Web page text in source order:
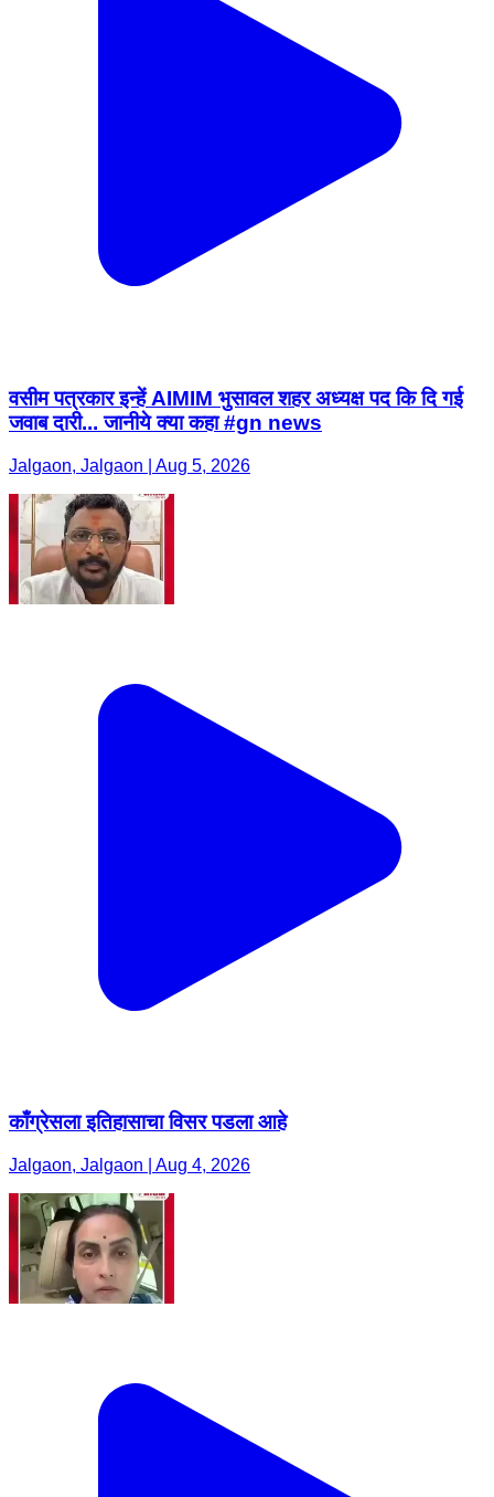
वसीम पत्रकार इन्हें AIMIM भुसावल शहर अध्यक्ष पद कि दि गई
जवाब दारी... जानीये क्या कहा #gn news
Jalgaon, Jalgaon | Aug 5, 2026
काँग्रेसला इतिहासाचा विसर पडला आहे
Jalgaon, Jalgaon | Aug 4, 2026